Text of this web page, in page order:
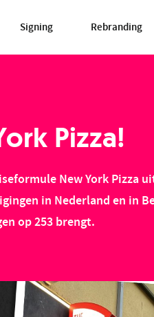
Signing Rebranding
Pizza!
New York Pizza
in Nederland en in
op 253 brengt.